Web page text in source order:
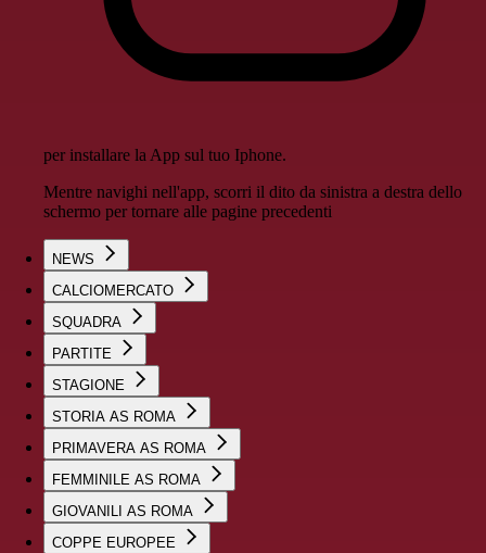
per installare la App sul tuo Iphone.
Mentre navighi nell'app, scorri il dito da sinistra a destra dello
schermo per tornare alle pagine precedenti
NEWS
CALCIOMERCATO
SQUADRA
PARTITE
STAGIONE
STORIA AS ROMA
PRIMAVERA AS ROMA
FEMMINILE AS ROMA
GIOVANILI AS ROMA
COPPE EUROPEE